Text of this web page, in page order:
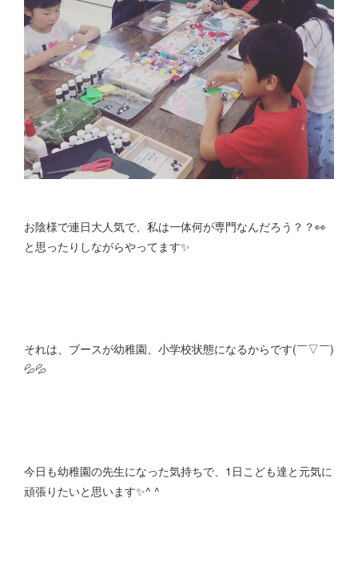
お陰様で連日大人気で、私は一体何が専門なんだろう？？👀
と思ったりしながらやってます✨
それは、ブースが幼稚園、小学校状態になるからです(￣▽￣)
💦💦
今日も幼稚園の先生になった気持ちで、1日こども達と元気に
頑張りたいと思います✨^ ^